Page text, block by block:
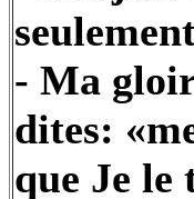
- Ma
dites:
que Je le